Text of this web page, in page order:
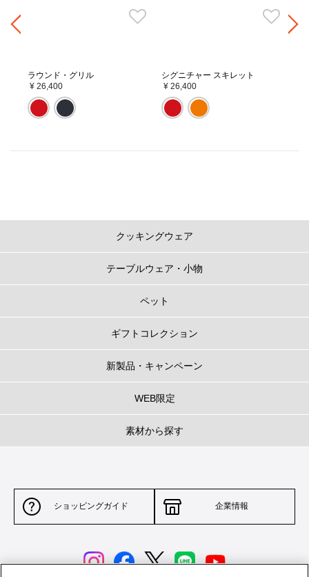
ラウンド・グリル
¥ 26,400
シグニチャー スキレット
¥ 26,400
クッキングウェア
テーブルウェア・小物
ペット
ギフトコレクション
新製品・キャンペーン
WEB限定
素材から探す
ショッピングガイド 企業情報